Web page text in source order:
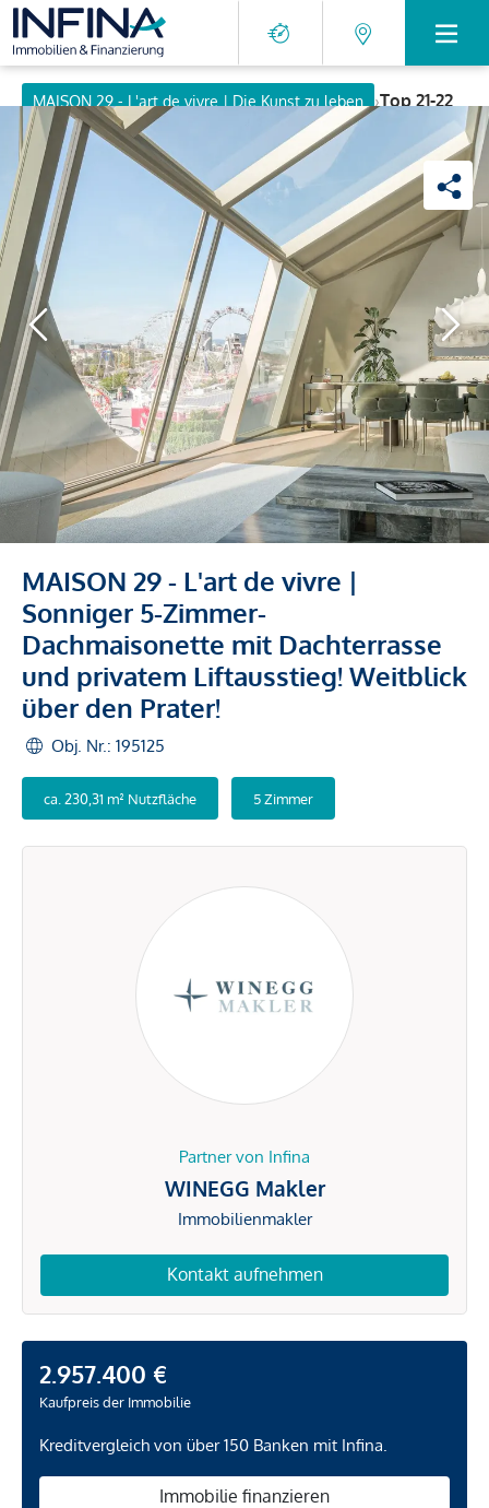
MAISON 29 - L'art de vivre | Die Kunst zu leben ›Top 21-22
MAISON 29 - L'art de vivre |
Sonniger 5-Zimmer-
Dachmaisonette mit Dachterrasse
und privatem Liftausstieg! Weitblick
über den Prater!
Obj. Nr.: 195125
ca. 230,31 m² Nutzfläche 5 Zimmer
Partner von Infina
WINEGG Makler
Immobilienmakler
Kontakt aufnehmen
2.957.400 €
Kaufpreis der Immobilie
Kreditvergleich von über 150 Banken mit Infina.
Immobilie finanzieren